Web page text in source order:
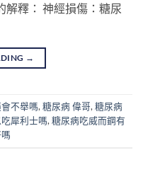
解釋： 神經損傷：糖尿
→
不舉嗎, 糖尿病 偉哥, 糖尿病
犀利士嗎, 糖尿病吃威而鋼有